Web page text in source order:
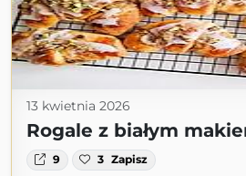
13 kwietnia 2026
Rogale z białym
9 3 Zapisz